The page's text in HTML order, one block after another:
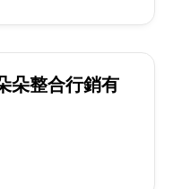
朵整合行銷有